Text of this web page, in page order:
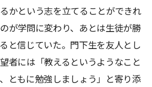
かという志を立てることができれ
が学問に変わり、あとは生徒が勝
と信じていた。門下生を友人とし
者には「教えるというようなこと
ともに勉強しましょう」と寄り添